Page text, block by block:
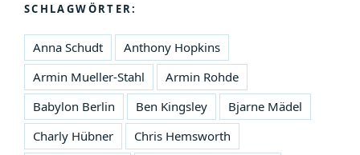
SCHLAGWÖRTER:
Anna Schudt
Anthony Hopkins
Armin Mueller-Stahl
Armin Rohde
Babylon Berlin
Ben Kingsley
Bjarne Mädel
Charly Hübner
Chris Hemsworth